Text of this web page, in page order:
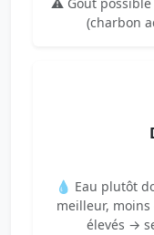
(charbon
💧 Eau plutôt
meilleur,
élevés →